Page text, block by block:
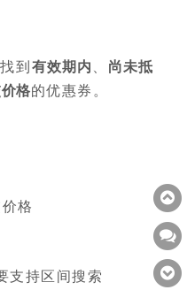
到有效期内、 尚未抵
格的优惠券。
格
支持区间搜索